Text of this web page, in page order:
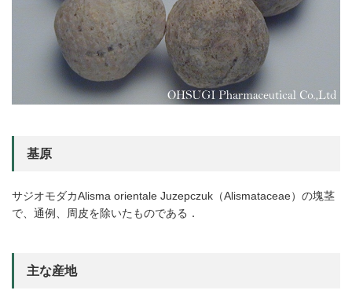
基原
サジオモダカAlisma orientale Juzepczuk（Alismataceae）の塊茎
で、通例、周皮を除いたものである．
主な産地